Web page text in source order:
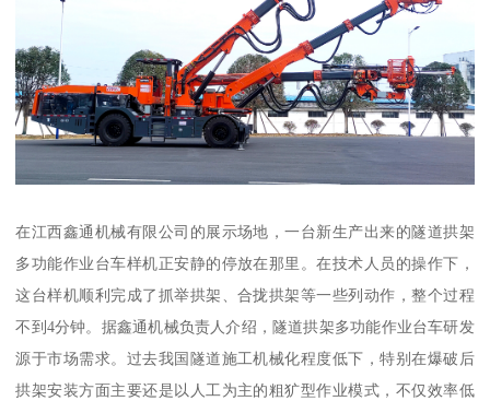
在江西鑫通机械有限公司的展示场地，一台新生产出来的隧道拱架
多功能作业台车样机正安静的停放在那里。在技术人员的操作下，
这台样机顺利完成了抓举拱架、合拢拱架等一些列动作，整个过程
不到4分钟。据鑫通机械负责人介绍，隧道拱架多功能作业台车研发
源于市场需求。过去我国隧道施工机械化程度低下，特别在爆破后
拱架安装方面主要还是以人工为主的粗犷型作业模式，不仅效率低